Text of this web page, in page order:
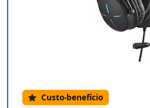
Custo-benefício